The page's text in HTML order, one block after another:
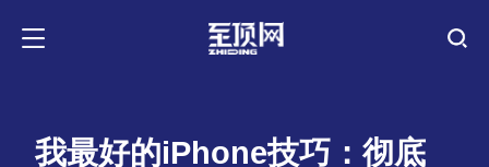
我最好的iPhone技巧：彻底